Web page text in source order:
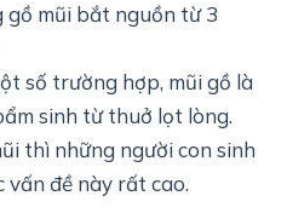
mũi bắt nguồn từ 3
số trường hợp, mũi gồ là
sinh từ thuở lọt lòng.
thì những người con sinh
vấn đề này rất cao.